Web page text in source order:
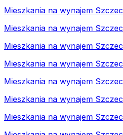
Mieszkania na wynajem
Mieszkania na wynajem
Mieszkania na wynajem
Mieszkania na wynajem
Mieszkania na wynajem
Mieszkania na wynajem
Mieszkania na wynajem